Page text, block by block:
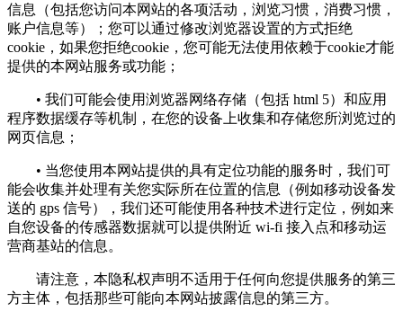
信息（包括您访问本网站的各项活动，浏览习惯，消费习惯，
账户信息等）；您可以通过修改浏览器设置的方式拒绝
cookie，如果您拒绝cookie，您可能无法使用依赖于cookie才能
提供的本网站服务或功能；
• 我们可能会使用浏览器网络存储（包括 html 5）和应用
程序数据缓存等机制，在您的设备上收集和存储您所浏览过的
网页信息；
• 当您使用本网站提供的具有定位功能的服务时，我们可
能会收集并处理有关您实际所在位置的信息（例如移动设备发
送的 gps 信号），我们还可能使用各种技术进行定位，例如来
自您设备的传感器数据就可以提供附近 wi-fi 接入点和移动运
营商基站的信息。
请注意，本隐私权声明不适用于任何向您提供服务的第三
方主体，包括那些可能向本网站披露信息的第三方。